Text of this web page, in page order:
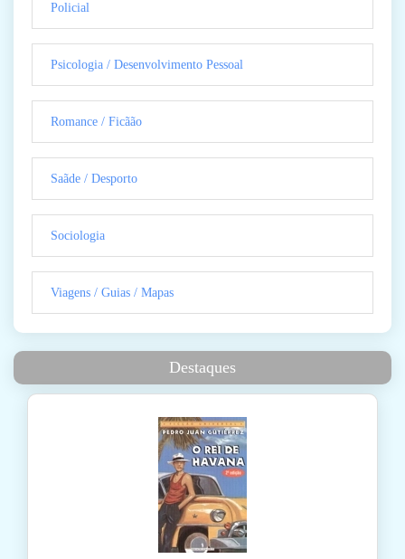
Policial
Psicologia / Desenvolvimento Pessoal
Romance / Ficãão
Saãde / Desporto
Sociologia
Viagens / Guias / Mapas
Destaques